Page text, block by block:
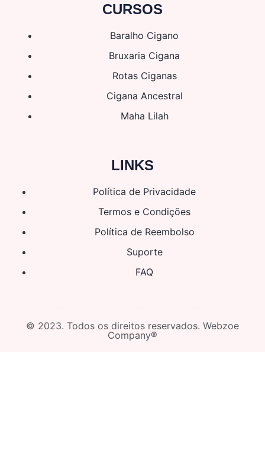
CURSOS
Baralho Cigano
Bruxaria Cigana
Rotas Ciganas
Cigana Ancestral
Maha Lilah
LINKS
Política de Privacidade
Termos e Condições
Política de Reembolso
Suporte
FAQ
© 2023. Todos os direitos reservados. Webzoe
Company®